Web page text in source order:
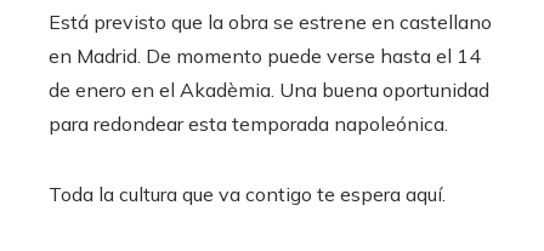
Está previsto que la obra se estrene en castellano
en Madrid. De momento puede verse hasta el 14
de enero en el Akadèmia. Una buena oportunidad
para redondear esta temporada napoleónica.
Toda la cultura que va contigo te espera aquí.